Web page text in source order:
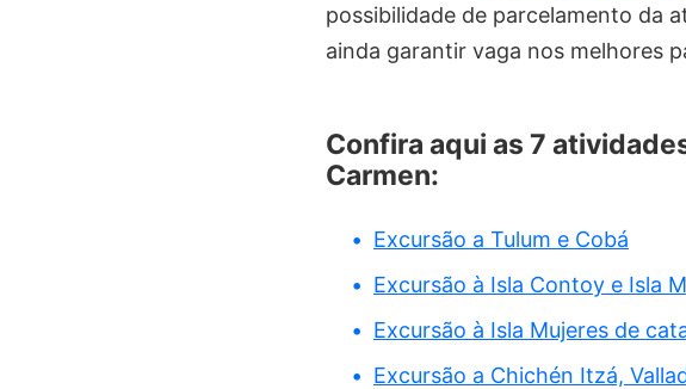
possibilidade de parcelamento da
ainda garantir vaga nos melhores
Confira aqui as 7
Carmen:
Excursão a Tulum e Cobá
Excursão à Isla Contoy e Isla
Excursão à Isla Mujeres de
Excursão a Chichén Itzá,